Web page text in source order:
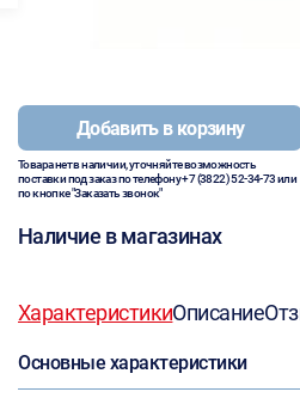
Добавить в корзину
Товара нет в наличии, уточняйте возможность
поставки под заказ по телефону+7 (3822) 52-34-73или
по кнопке "Заказать звонок"
Наличие в магазинах
ХарактеристикиОписание
Основные характеристики